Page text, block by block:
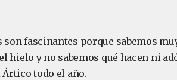
son fascinantes porque sabemos
hielo y no sabemos qué hacen ni
Ártico todo el año.